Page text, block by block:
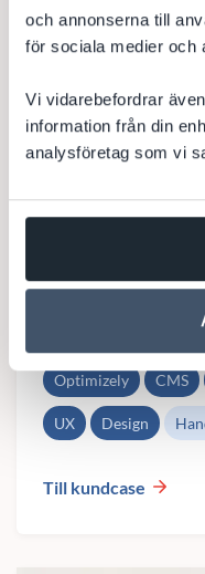
och annonserna till
för sociala medier och
Vi vidarebefordrar
information från din
analysföretag som vi
deadline. Vi på
och framgångsrikt
med närmare 20 000
Optimizely CMS
UX Design
Till kundcase